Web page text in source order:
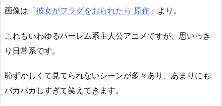
画像は「彼女がフラグをおられたら 原作 」より。
これもいわゆるハーレム系主人公アニメですが、思いっき
り日常系です。
恥ずかしくて見てられないシーンが多々あり、あまりにも
バカバカしすぎて笑えてきます。